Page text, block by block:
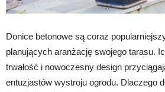
Donice betonowe są coraz
planujących aranżację swojego tarasu.
trwałość i nowoczesny design
entuzjastów wystroju ogrodu. Dlaczego